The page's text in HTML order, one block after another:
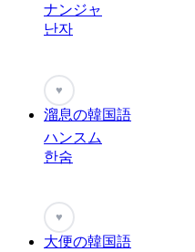
ナンジャ
난자
♥
溜息の韓国語
ハンスム
한숨
♥
大便の韓国語